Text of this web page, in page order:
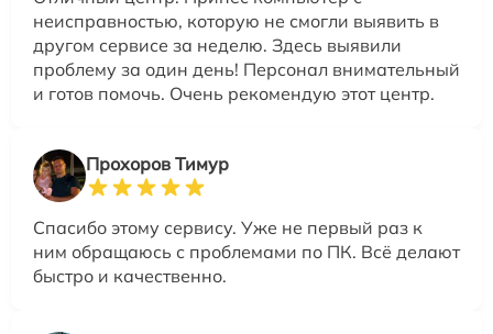
неисправностью, которую не смогли выявить в
другом сервисе за неделю. Здесь выявили
проблему за один день! Персонал внимательный
и готов помочь. Очень рекомендую этот центр.
Прохоров Тимур
Спасибо этому сервису. Уже не первый раз к
ним обращаюсь с проблемами по ПК. Всё делают
быстро и качественно.